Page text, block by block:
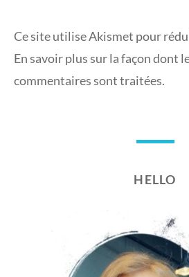
Ce site utilise Akismet pour
En savoir plus sur la façon dont
commentaires sont traitées.
HELLO